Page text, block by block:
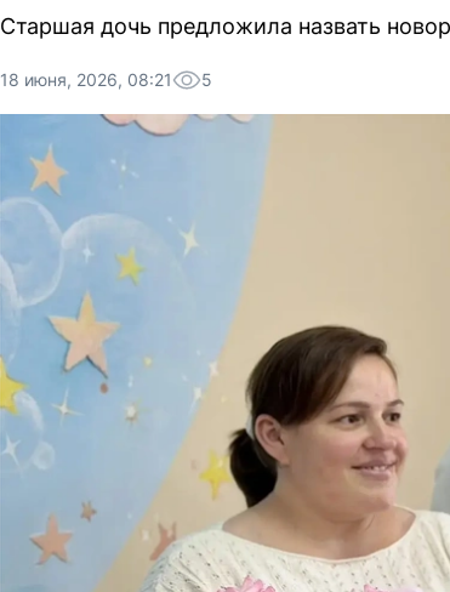
Старшая дочь предложила назвать
18 июня, 2026, 08:21 5